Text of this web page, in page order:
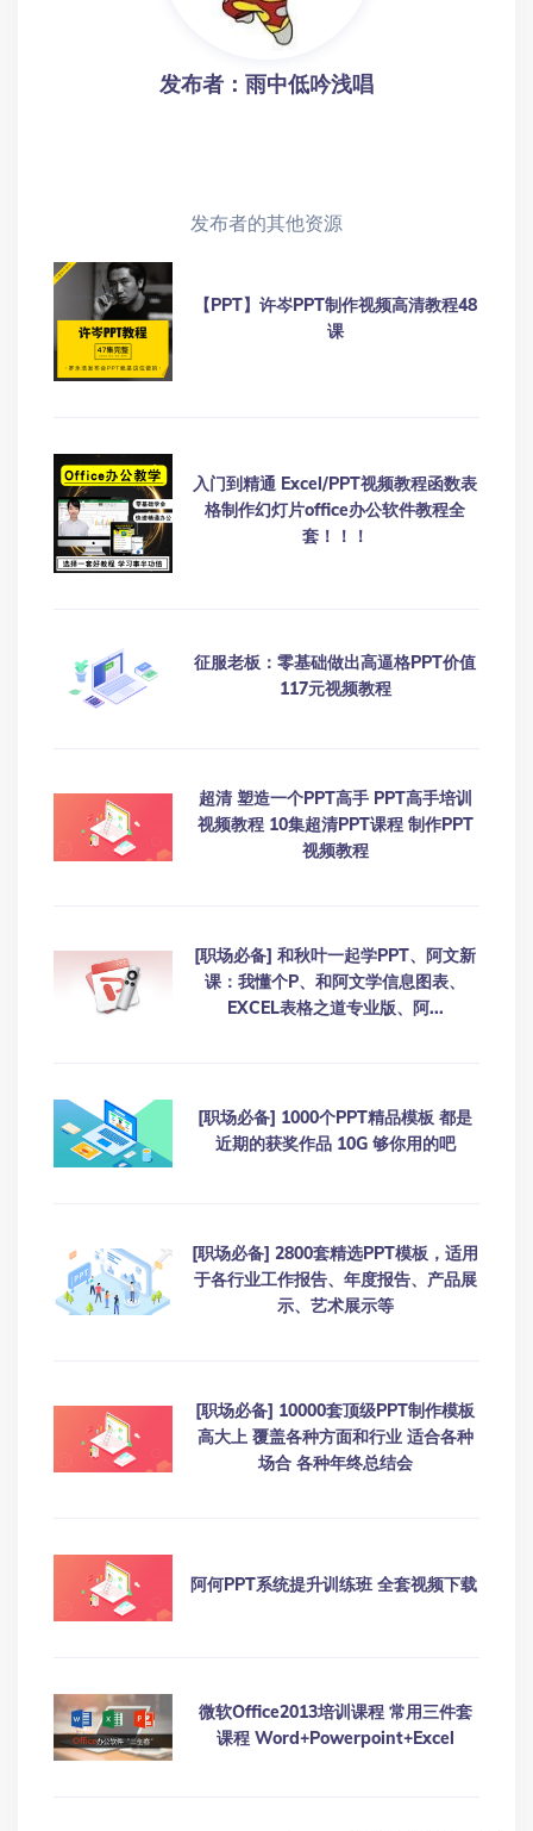
发布者：雨中低吟浅唱
发布者的其他资源
【PPT】许岑PPT制作视频高清教程48
课
入门到精通 Excel/PPT视频教程函数表
格制作幻灯片office办公软件教程全
套！！！
征服老板：零基础做出高逼格PPT价值
117元视频教程
超清 塑造一个PPT高手 PPT高手培训
视频教程 10集超清PPT课程 制作PPT
视频教程
[职场必备] 和秋叶一起学PPT、阿文新
课：我懂个P、和阿文学信息图表、
EXCEL表格之道专业版、阿...
[职场必备] 1000个PPT精品模板 都是
近期的获奖作品 10G 够你用的吧
[职场必备] 2800套精选PPT模板，适用
于各行业工作报告、年度报告、产品展
示、艺术展示等
[职场必备] 10000套顶级PPT制作模板
高大上 覆盖各种方面和行业 适合各种
场合 各种年终总结会
阿何PPT系统提升训练班 全套视频下载
微软Office2013培训课程 常用三件套
课程 Word+Powerpoint+Excel